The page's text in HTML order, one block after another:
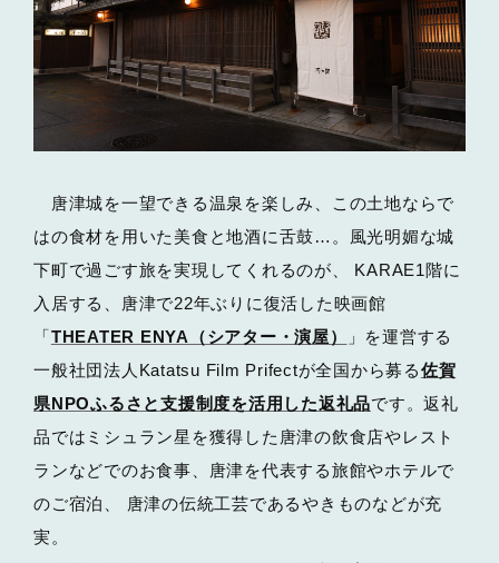
唐津城を一望できる温泉を楽しみ、この土地ならで
はの食材を用いた美食と地酒に舌鼓…。風光明媚な城
下町で過ごす旅を実現してくれるのが、 KARAE1階に
入居する、唐津で22年ぶりに復活した映画館
「THEATER ENYA（シアター・演屋）
」を運営する
一般社団法人Katatsu Film Prifectが全国から募る佐賀
県NPOふるさと支援制度を活用した返礼品です。返礼
品ではミシュラン星を獲得した唐津の飲食店やレスト
ランなどでのお食事、唐津を代表する旅館やホテルで
のご宿泊、 唐津の伝統工芸であるやきものなどが充
実。